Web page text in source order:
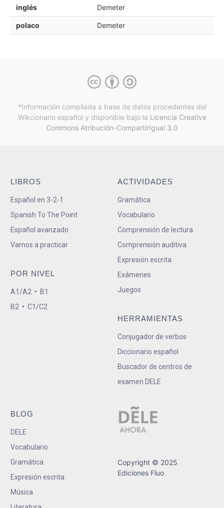
inglés Demeter
polaco Demeter
*Información compilada a base de datos procedentes del
Wikcionario español y disponible bajo la Licencia Creative
Commons Atribución-CompartirIgual 3.0
LIBROS
Español en 3-2-1
Spanish To The Point
Español avanzado
Vamos a practicar
POR NIVEL
A1/A2 • B1
B2 • C1/C2
ACTIVIDADES
Gramática
Vocabulario
Comprensión de lectura
Comprensión auditiva
Expresión escrita
Exámenes
Juegos
HERRAMIENTAS
Conjugador de verbos
Diccionario español
Buscador de centros de
examen DELE
BLOG
DELE
Vocabulario
Gramática
Expresión escrita
Música
Copyright © 2025
Ediciones Fluo